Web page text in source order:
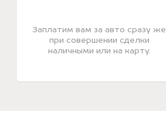
Заплатим вам за авто сразу же
при совершении сделки
наличными или на карту.